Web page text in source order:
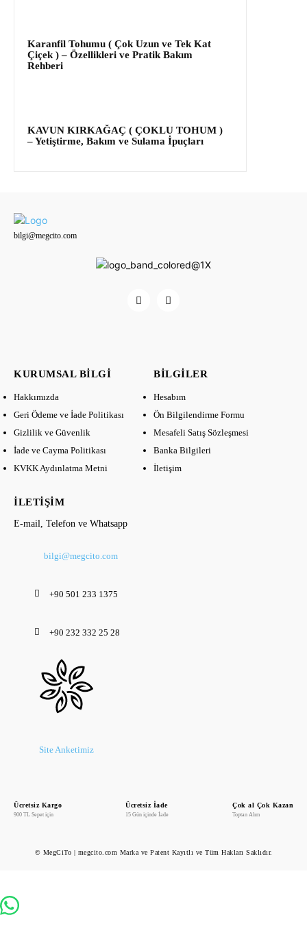
Karanfil Tohumu ( Çok Uzun ve Tek Kat
Çiçek ) – Özellikleri ve Pratik Bakım
Rehberi
KAVUN KIRKAĞAÇ ( ÇOKLU TOHUM )
– Yetiştirme, Bakım ve Sulama İpuçları
bilgi@megcito.com
KURUMSAL BILGI
Hakkımızda
Geri Ödeme ve İade Politikası
Gizlilik ve Güvenlik
İade ve Cayma Politikası
KVKK Aydınlatma Metni
BILGILER
Hesabım
Ön Bilgilendirme Formu
Mesafeli Satış Sözleşmesi
Banka Bilgileri
İletişim
İLETIŞIM
E-mail, Telefon ve Whatsapp
bilgi@megcito.com
+90 501 233 1375
+90 232 332 25 28
Site Anketimiz
Ücretsiz Kargo
900 TL Sepet için
Ücretsiz İade
15 Gün içinde İade
Çok al Çok Kazan
Toptan Alım
© MegCiTo | megcito.com Marka ve Patent Kayıtlı ve Tüm Hakları Saklıdır.